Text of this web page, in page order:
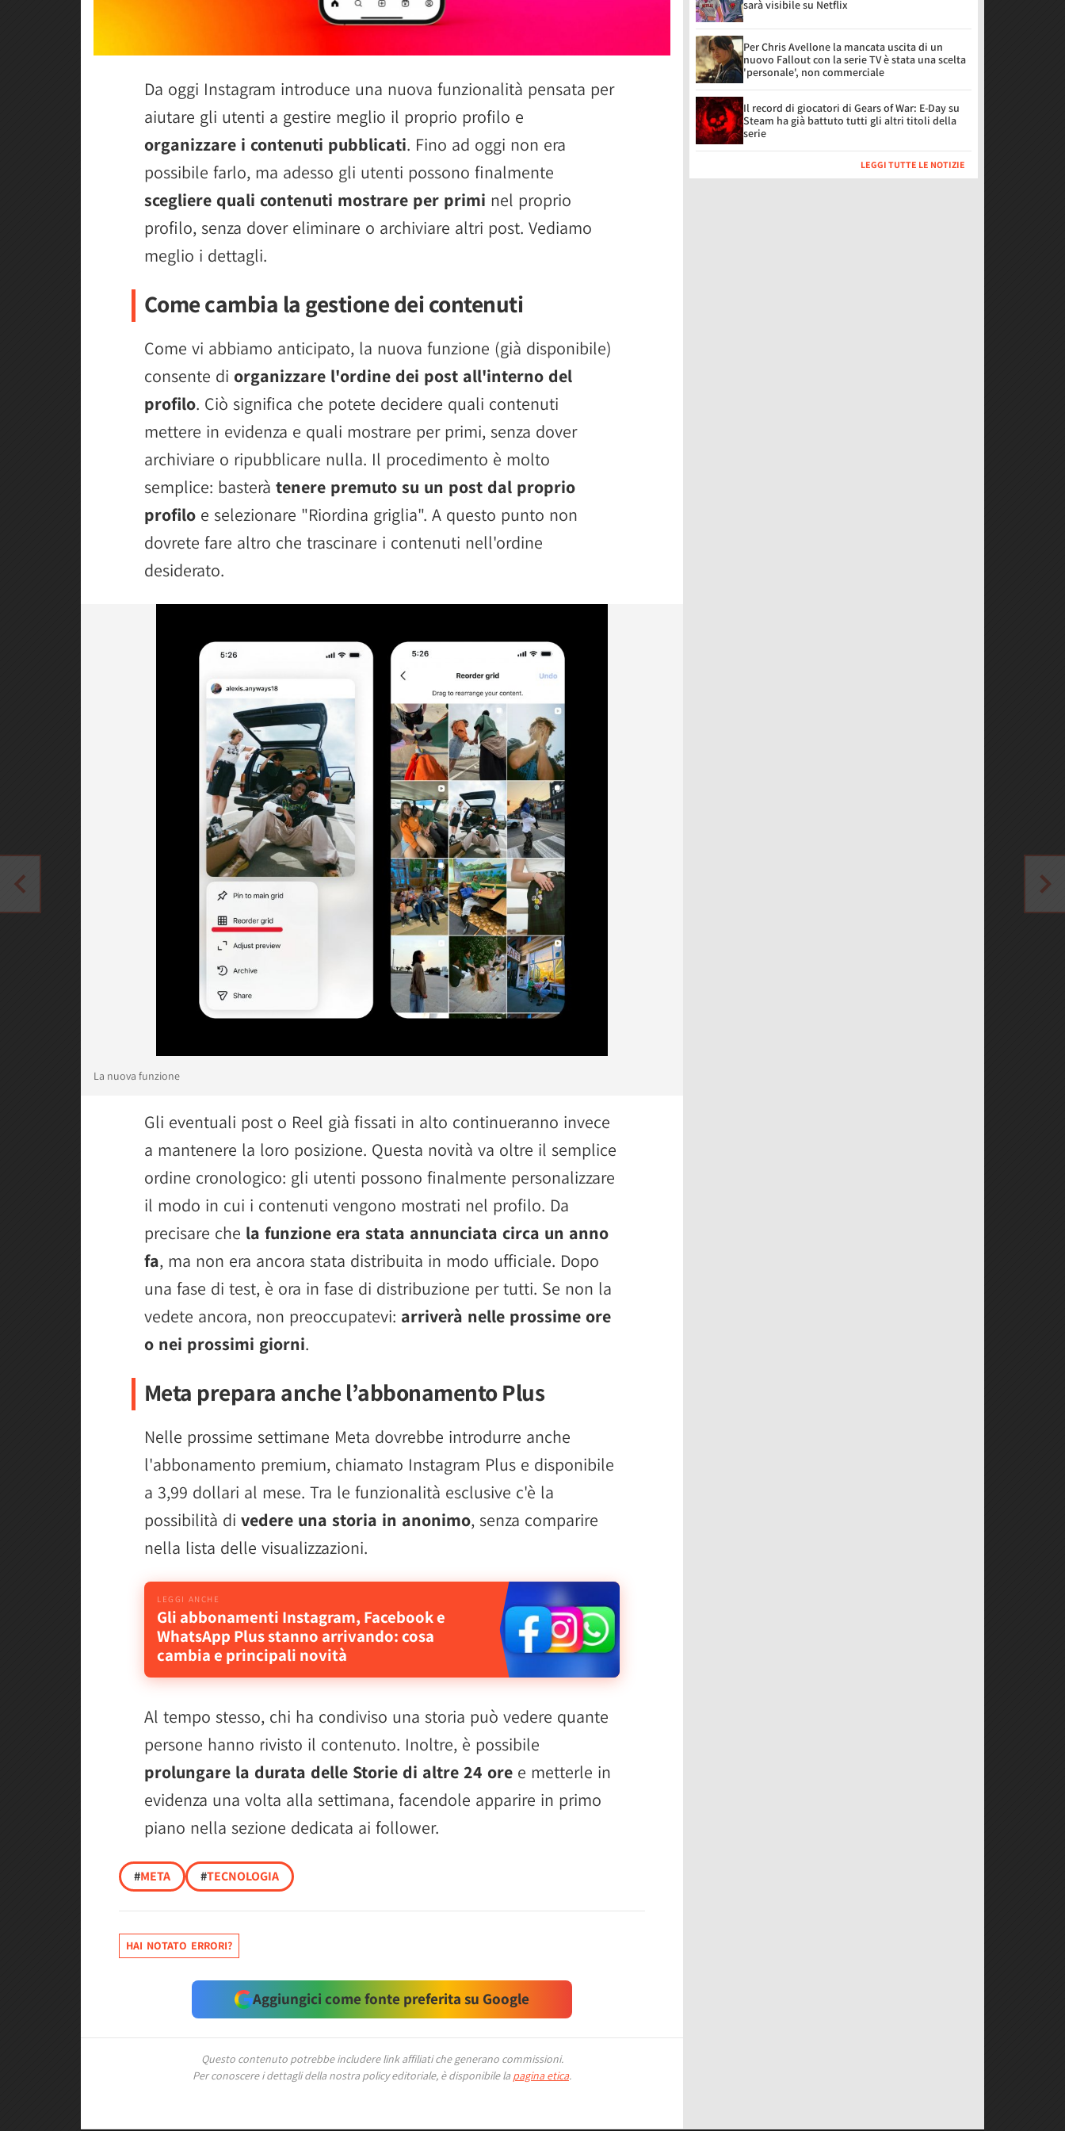
Da oggi Instagram introduce una nuova funzionalità pensata per
aiutare gli utenti a gestire meglio il proprio profilo e
organizzare i contenuti pubblicati. Fino ad oggi non era
possibile farlo, ma adesso gli utenti possono finalmente
scegliere quali contenuti mostrare per primi nel proprio
profilo, senza dover eliminare o archiviare altri post. Vediamo
meglio i dettagli.
Come cambia la gestione dei contenuti
Come vi abbiamo anticipato, la nuova funzione (già disponibile)
consente di organizzare l'ordine dei post all'interno del
profilo. Ciò significa che potete decidere quali contenuti
mettere in evidenza e quali mostrare per primi, senza dover
archiviare o ripubblicare nulla. Il procedimento è molto
semplice: basterà tenere premuto su un post dal proprio
profilo e selezionare "Riordina griglia". A questo punto non
dovrete fare altro che trascinare i contenuti nell'ordine
desiderato.
La nuova funzione
Gli eventuali post o Reel già fissati in alto continueranno invece
a mantenere la loro posizione. Questa novità va oltre il semplice
ordine cronologico: gli utenti possono finalmente personalizzare
il modo in cui i contenuti vengono mostrati nel profilo. Da
precisare che la funzione era stata annunciata circa un anno
fa, ma non era ancora stata distribuita in modo ufficiale. Dopo
una fase di test, è ora in fase di distribuzione per tutti. Se non la
vedete ancora, non preoccupatevi: arriverà nelle prossime ore
o nei prossimi giorni.
Meta prepara anche l’abbonamento Plus
Nelle prossime settimane Meta dovrebbe introdurre anche
l'abbonamento premium, chiamato Instagram Plus e disponibile
a 3,99 dollari al mese. Tra le funzionalità esclusive c'è la
possibilità di vedere una storia in anonimo, senza comparire
nella lista delle visualizzazioni.
Gli abbonamenti Instagram, Facebook e
WhatsApp Plus stanno arrivando: cosa
cambia e principali novità
Al tempo stesso, chi ha condiviso una storia può vedere quante
persone hanno rivisto il contenuto. Inoltre, è possibile
prolungare la durata delle Storie di altre 24 ore e metterle in
evidenza una volta alla settimana, facendole apparire in primo
piano nella sezione dedicata ai follower.
#META #TECNOLOGIA
HAI NOTATO ERRORI?
Aggiungici come fonte preferita su Google
Questo contenuto potrebbe includere link affiliati che generano commissioni.
Per conoscere i dettagli della nostra policy editoriale, è disponibile la pagina etica.
sarà visibile su Netflix
Per Chris Avellone la mancata uscita di un
nuovo Fallout con la serie TV è stata una scelta
'personale', non commerciale
Il record di giocatori di Gears of War: E-Day su
Steam ha già battuto tutti gli altri titoli della
serie
LEGGI TUTTE LE NOTIZIE